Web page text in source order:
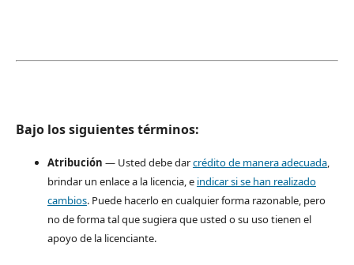
Bajo los siguientes términos:
Atribución — Usted debe darcrédito de manera adecuada,
brindar un enlace a la licencia, e indicar si se han realizado
cambios. Puede hacerlo en cualquier forma razonable, pero
no de forma tal que sugiera que usted o su uso tienen el
apoyo de la licenciante.